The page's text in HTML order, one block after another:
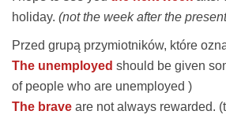
holiday. (not the week after the
Przed grupą przymiotników, które
The unemployed should be given
of people who are unemployed )
The brave are not always rewarded.